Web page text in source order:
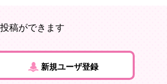
稿ができます
新規ユーザ登録